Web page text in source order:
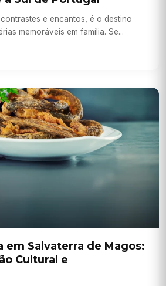
e encantos, é o destino
memoráveis em família. Se...
em Salvaterra de Magos:
Cultural e